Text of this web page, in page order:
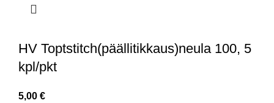
HV Toptstitch(päällitikkaus)neula 100, 5
kpl/pkt
5,00 €